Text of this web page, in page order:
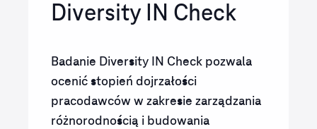
Diversity IN Check
Badanie Diversity IN Check pozwala
ocenić stopień dojrzałości
pracodawców w zakresie zarządzania
różnorodnością i budowania